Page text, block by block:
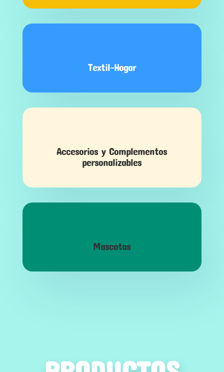
Textil-Hogar
Accesorios y Complementos
personalizables
Mascotas